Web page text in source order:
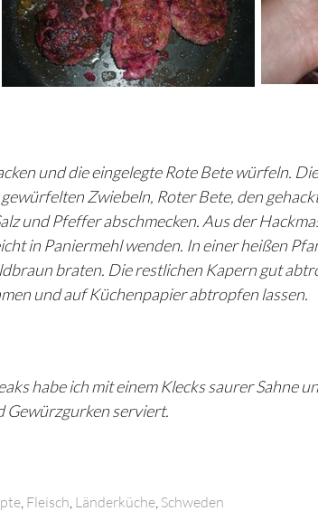
und die eingelegte Rote Bete würfeln.
Zwiebeln, Roter Bete, den
und Pfeffer abschmecken. Aus der
in Paniermehl wenden. In einer heißen
braten. Die restlichen Kapern gut
und auf Küchenpapier abtropfen lassen.
habe ich mit einem Klecks saurer Sahne
serviert.
Fleisch Länderküche Schweden